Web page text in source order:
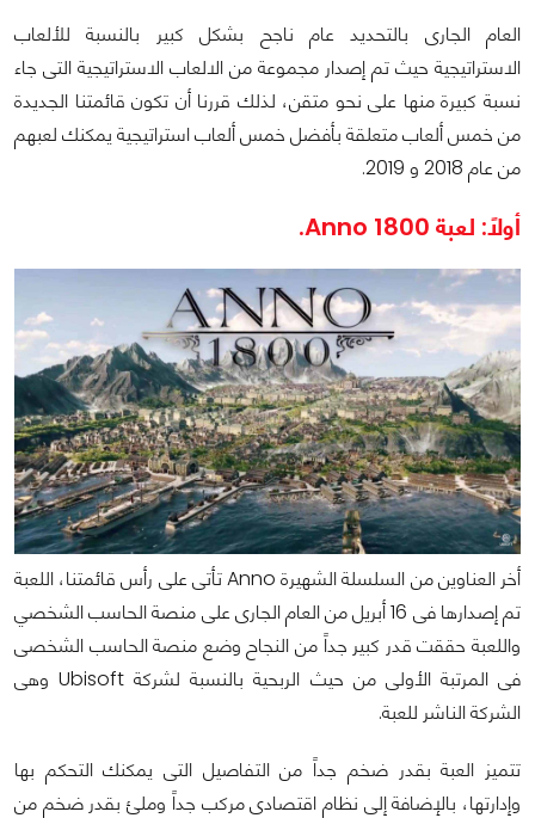
العام الجارى بالتحديد عام ناجح بشكل كبير بالنسبة للألعاب
الاستراتيجية حيث تم إصدار مجموعة من الالعاب الاستراتيجية التى جاء
نسبة كبيرة منها على نحو متقن، لذلك قررنا أن تكون قائمتنا الجديدة
من خمس ألعاب متعلقة بأفضل خمس ألعاب استراتيجية يمكنك لعبهم
من عام 2018 و 2019.
أولاً: لعبة Anno 1800.
أخر العناوين من السلسلة الشهيرة Anno تأتى على رأس قائمتنا، اللعبة
تم إصدارها فى 16 أبريل من العام الجارى على منصة الحاسب الشخصي
واللعبة حققت قدر كبير جداً من النجاح وضع منصة الحاسب الشخصى
فى المرتبة الأولى من حيث الربحية بالنسبة لشركة Ubisoft وهى
الشركة الناشر للعبة.
تتميز العبة بقدر ضخم جداً من التفاصيل التى يمكنك التحكم بها
وإدارتها، بالإضافة إلى نظام اقتصادى مركب جداً وملئ بقدر ضخم من